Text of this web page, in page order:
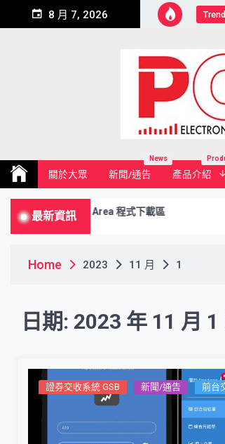
8 月 7, 2026
Pop Electronic
關於大眾 新聞/通告
News
產品介紹
最新資訊
Download Area 程式下載區
Home 2023 11 月 1
日期: 2023 年 11 月 1
證券交收系統 GSB 新聞/通告 前台